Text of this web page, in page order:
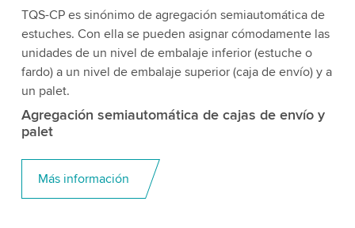
TQS-CP es sinónimo de agregación semiautomática de
estuches. Con ella se pueden asignar cómodamente las
unidades de un nivel de embalaje inferior (estuche o
fardo) a un nivel de embalaje superior (caja de envío) y a
un palet.
Agregación semiautomática de cajas de envío y
palet
Más información